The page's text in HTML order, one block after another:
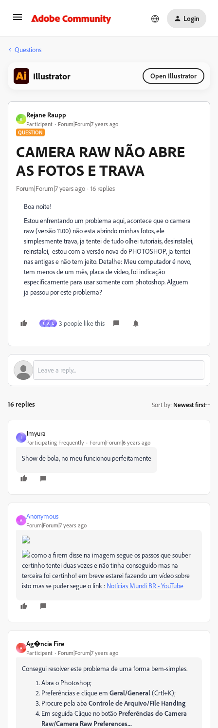
Login
Questions
Illustrator Open Illustrator
R
Rejane Raupp
Participant Forum|Forum|7 years ago
QUESTION
CAMERA RAW NÃO ABRE
AS FOTOS E TRAVA
Forum|Forum|7 years ago 16 replies
Boa noite!
Estou enfrentando um problema aqui, acontece que o camera
raw (versão 11.00) não esta abrindo minhas fotos, ele
simplesmente trava, ja tentei de tudo olhei tutoriais, desinstalei,
reinstalei, estou com a versão nova do PHOTOSHOP, ja tentei
nas antigas e não tem jeito. Detalhe: Meu computador é novo,
tem menos de um mês, placa de video, foi indicação
especificamente para usar somente com photoshop. Alguem
ja passou por este problema?
J A L 3 people like this
16 replies Sort by: Newest first
J
Jmyura
Participating Frequently Forum|Forum|6 years ago
Show de bola, no meu funcionou perfeitamente
A
Anonymous
Forum|Forum|7 years ago
como a firem disse na imagem segue os passos que souber
certinho tentei duas vezes e não tinha conseguido mas na
terceira foi certinho! em breve estarei fazendo um vídeo sobre
isto mas se puder segue o link : Notícias Mundi BR - YouTube
A
Ag�ncia Fire
Participant Forum|Forum|7 years ago
Consegui resolver este problema de uma forma bem-simples.
Abra o Photoshop;
Preferências e clique em Geral/General(Crtl+K);
Procure pela aba Controle de Arquivo/File Handing
Em seguida Clique no botão Preferências do Camera
Raw/Camera Raw Preferences...